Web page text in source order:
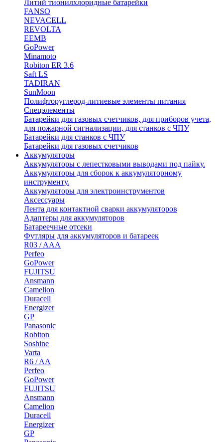
Литий тионилхлоридные батарейки
FANSO
NEVACELL
REVOLTA
EEMB
GoPower
Minamoto
Robiton ER 3.6
Saft LS
TADIRAN
SunMoon
Полифторуглерод-литиевые элементы питания
Спецэлементы
Батарейки для газовых счетчиков, для приборов учета,
для пожарной сигнализации, для станков с ЧПУ
Батарейки для станков с ЧПУ
Батарейки для газовых счетчиков
Аккумуляторы
Аккумуляторы с лепестковыми выводами под пайку.
Аккумуляторы для сборок к аккумуляторному
инструменту.
Аккумуляторы для электроинструментов
Аксессуары
Лента для контактной сварки аккумуляторов
Адаптеры для аккумуляторов
Батареечные отсеки
Футляры для аккумуляторов и батареек
R03 / AAA
Perfeo
GoPower
FUJITSU
Ansmann
Camelion
Duracell
Energizer
GP
Panasonic
Robiton
Soshine
Varta
R6 / AA
Perfeo
GoPower
FUJITSU
Ansmann
Camelion
Duracell
Energizer
GP